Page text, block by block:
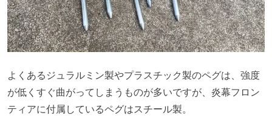
よくあるジュラルミン製やプラスチック製のペグは、強度
が低くすぐ曲がってしまうものが多いですが、炎幕フロン
ティアに付属しているペグはスチール製。